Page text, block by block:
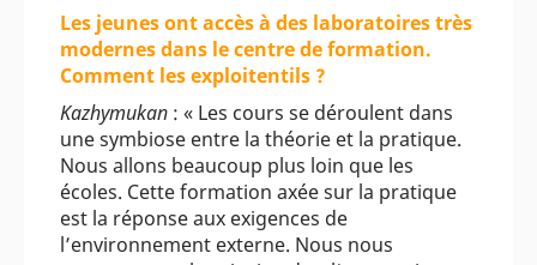
Les jeunes ont accès à des laboratoires très
modernes dans le centre de formation.
Comment les exploitentils ?
Kazhymukan : « Les cours se déroulent dans
une symbiose entre la théorie et la pratique.
Nous allons beaucoup plus loin que les
écoles. Cette formation axée sur la pratique
est la réponse aux exigences de
l’environnement externe. Nous nous